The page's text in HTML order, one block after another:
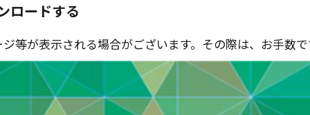
ロードする
等が表示される場合がございます。その際は、お手数